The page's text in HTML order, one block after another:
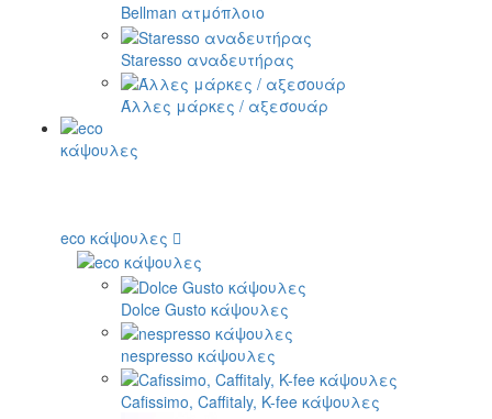
Bellman ατμόπλοιο
Staresso αναδευτήρας
Άλλες μάρκες / αξεσουάρ
eco κάψουλες
Dolce Gusto κάψουλες
nespresso κάψουλες
Cafissimo, Caffitaly, K-fee κάψουλες